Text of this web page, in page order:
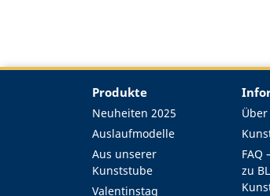
Produkte
Neuheiten 2025
Auslaufmodelle
Aus unserer
Kunststube
Valentinstag
FAQ
zu